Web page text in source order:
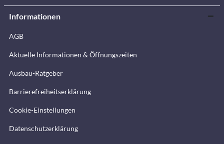
Informationen
AGB
Aktuelle Informationen & Öffnungszeiten
Ausbau-Ratgeber
Barrierefreiheitserklärung
Cookie-Einstellungen
Datenschutzerklärung